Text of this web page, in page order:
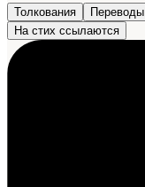
Толкования Переводы
На стих ссылаются